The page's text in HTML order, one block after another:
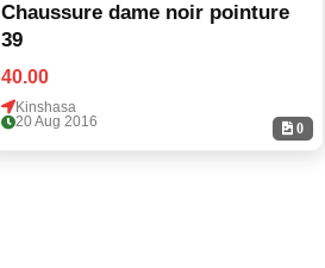
0
Chaussure dame noir pointure
39
40.00
Kinshasa
20 Aug 2016